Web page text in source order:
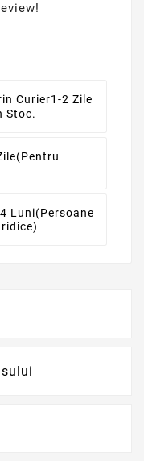
Curier1-2 Zile
Stoc.
(pentru
Luni(persoane